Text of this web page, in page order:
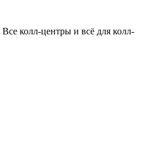
Все колл-центры и всё для колл-